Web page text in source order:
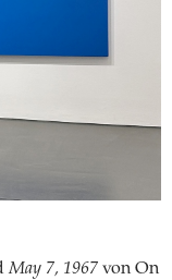
May 7, 1967von On